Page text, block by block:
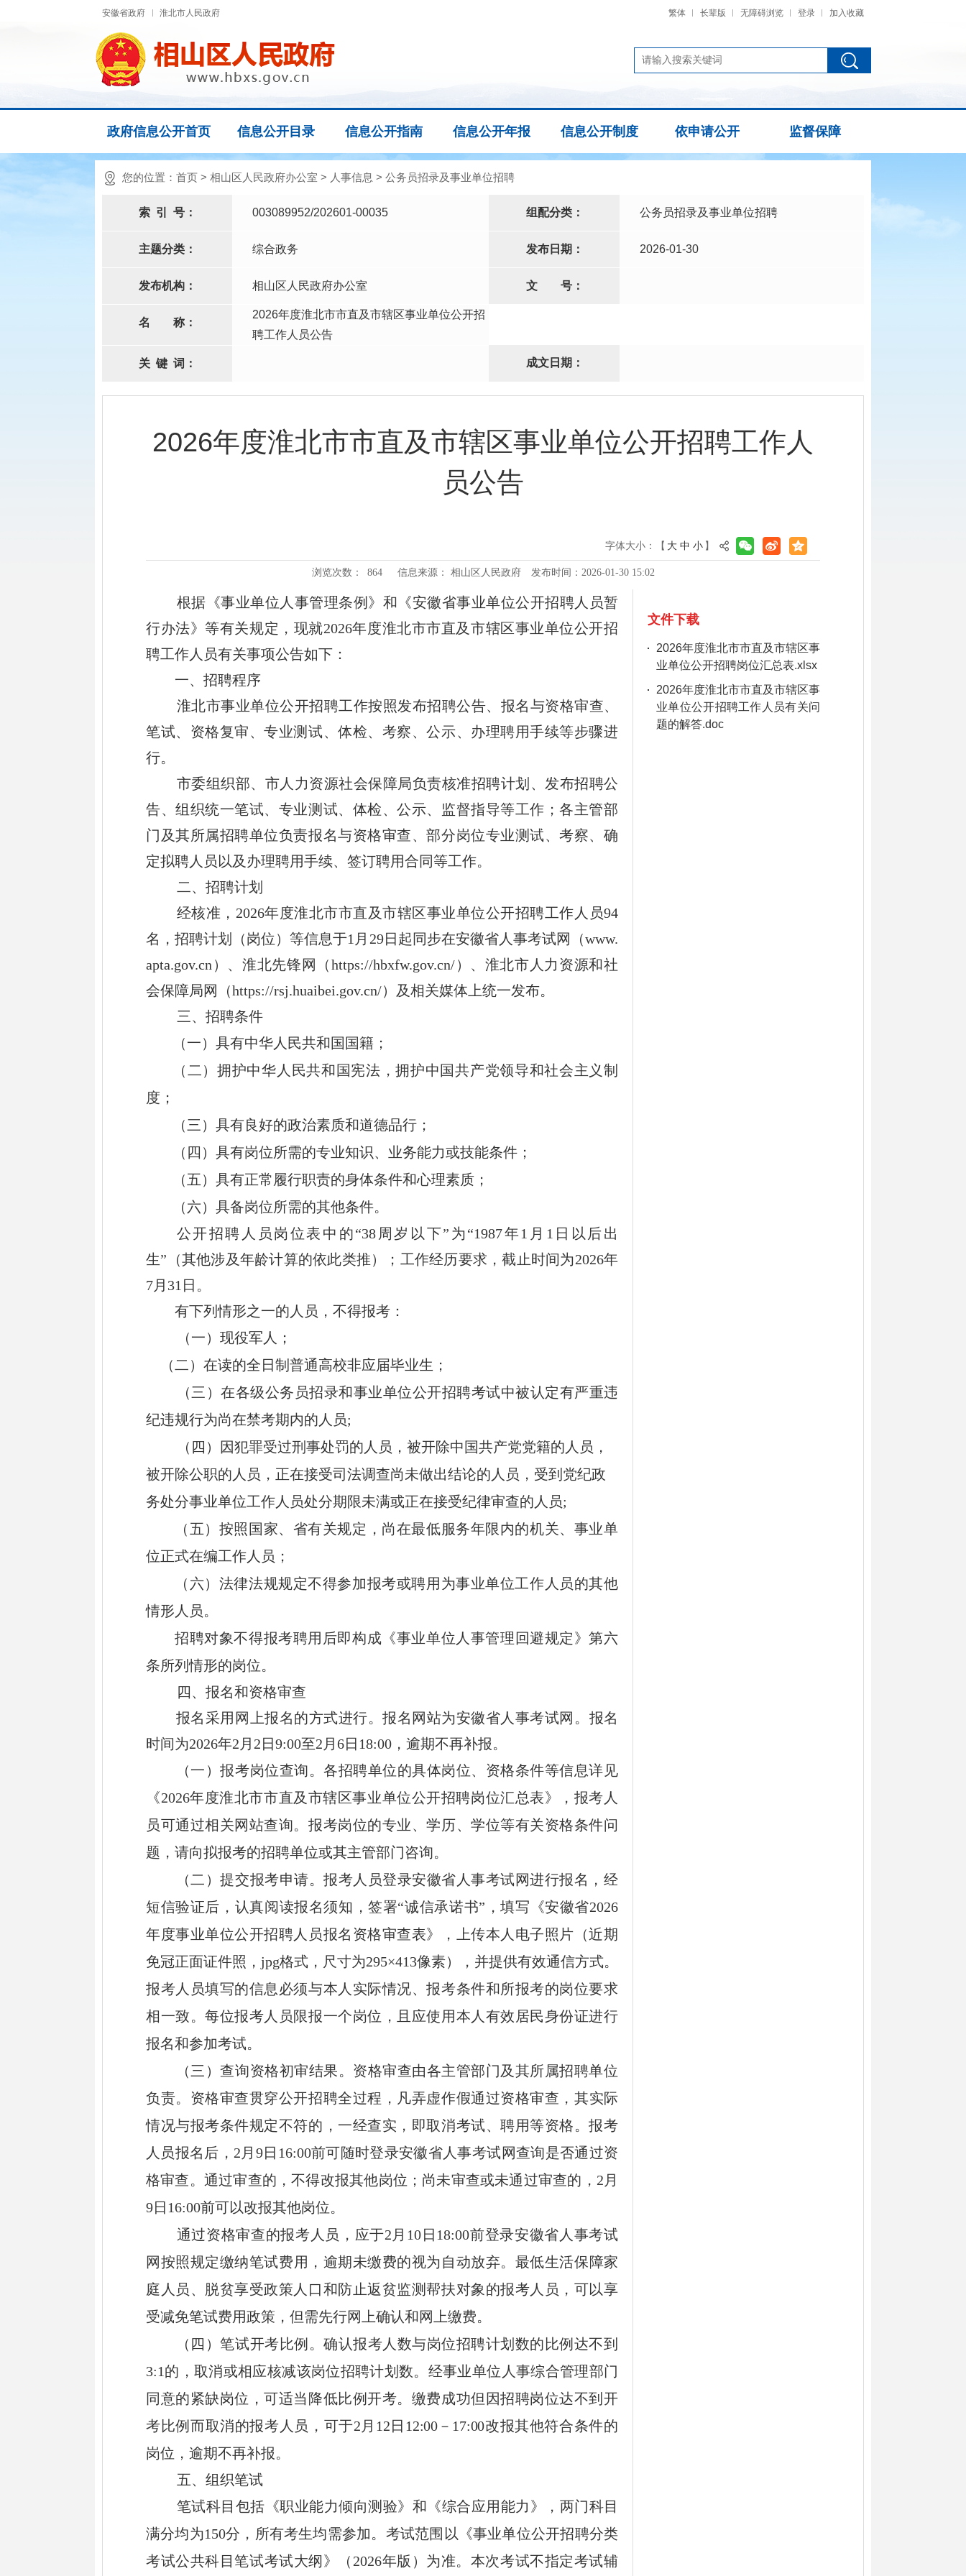
安徽省政府 淮北市人民政府 繁体 长辈版 无障碍浏览 登录 加入收藏
政府信息公开首页 信息公开目录 信息公开指南 信息公开年报 信息公开制度 依申请公开 监督保障
您的位置： 首页 > 相山区人民政府办公室 > 人事信息 > 公务员招录及事业单位招聘
索 引 号： 003089952/202601-00035 组配分类： 公务员招录及事业单位招聘
主题分类： 综合政务 发布日期： 2026-01-30
发布机构： 相山区人民政府办公室 文 号：
名 称：
2026年度淮北市市直及市辖区事业单位公开招
聘工作人员公告
关 键 词： 成文日期：
2026年度淮北市市直及市辖区事业单位公开招聘工作人
员公告
字体大小：【 大 中 小 】
浏览次数： 864 信息来源： 相山区人民政府 发布时间：2026-01-30 15:02
根据《事业单位人事管理条例》 和 《安徽省事业单位公开招聘人员暂
行办法》等有关规定，现就2026年度淮北市市直及市辖区事业单位公开招
聘工作人员有关事项公告如下：
一、 招聘程序
淮北市事业单位公开招聘工作按照发布招聘公告、报名与资格审查、
笔试、资格复审、专业测试、体检、考察、公示、办理聘用手续等步骤进
行。
市委组织部、市人力资源社会保障局负责核准招聘计划、发布招聘公
告、组织统一笔试、专业测试、体检、公示、 监督指导等工作； 各主管部
门及其所属招聘单位负责报名与资格审查、部分岗位专业测试、考察、确
定拟聘人员以及办理聘用手续、签订聘用合同等工作。
二、招聘计划
经核准， 2026年度淮北市市直及市辖区事业单位公开招聘工作人员94
名，招聘计划（岗位）等信息于1 月 29日起同步在安徽省人事考试网（www.
apta.gov.cn ） 、 淮北先锋网（https://hbxfw.gov.cn/）、 淮北市 人力资源和社
会保障局网（https://rsj.huaibei.gov.cn/） 及相关媒体上统一发布。
三、招聘条件
（一）具有中华人民共和国国籍；
（二）拥护中华人民共和国宪法 ，拥护中国共产党领导和社会主义制
度 ；
（三）具有良好的政治素质和道德品行；
（四） 具有岗位所需的专业知识、业务能力或技能条件；
（五） 具有正常履行职责的身体条件和心理素质 ；
（六） 具备岗位所需的其他条件。
公开招聘人员岗位表中的“38 周岁以下” 为“1987年1 月 1 日以后出
生” （其他涉及年龄计算的依此类推）；工作经历要求，截止时间为2026年
7月 31 日。
有下列情形之一的人员，不得报考：
（一）现役军人；
（二）在读的全日制普通高校非应届毕业生；
（三）在各级公务员招录和事业单位公开招聘考试中被认定有严重违
纪违规行为尚在禁考期内的人员;
（四）因犯罪受过刑事处罚的人员，被开除中国共产党党籍的人员，
被开除公职的人员，正在接受司法调查尚未做出结论的人员，受到党纪政
务处分事业单位工作人员处分期限未满或正在接受纪律审查的人员;
（ 五）按照国家、省有关规定，尚在最低服务年限内的机关、事业单
位正式在编工作人员；
（ 六）法律法规规定不得参加报考或聘用为事业单位工作人员的其他
情形人员。
招聘对象不得报考聘用后即构成 《事业单位人事管理回避规定》第六
条所列情形的岗位。
四、 报名和资格审查
报名 采用网 上报名的方式进行。报名网站为安徽省人事考试网 。 报名
时间为2026年2 月 2 日 9:00至2 月 6日 18:00 ，逾期不再补报。
（一）报考岗位查询。各招聘单位的具体岗位、资格条件等信息详见
《2026年度淮北市市直及市辖区事业单位公开招聘岗位汇总表》，报考人
员可通过相关网站查询。报考岗位的专业、学历、学位等有关资格条件问
题，请向拟报考的招聘单位或其主管部门咨询。
（二）提交报考申请。报考人员登录安徽省人事考试网进行报名，经
短信验证后， 认真阅读报名须知，签署“诚信承诺书” ，填写《安徽省2026
年度事业单位公开招聘人员报名资格审查表》，上传本人电子照片（近期
免冠正面证件照， jpg格式，尺寸为295×413像素），并提供有效通信方式。
报考人员填写的信息必须与本人实际情况、报考条件和所报考的岗位要求
相一致。每位报考人员限报一个岗位， 且应使用本人有效居民身份证进行
报名和参加考试。
（三）查询资格初审结果。资格审查由各主管部门及其所属招聘单位
负责。 资格审查贯穿公开招聘全过程， 凡弄虚作假通过资格审查 ， 其实际
情况与报考条件规定不符的，一经查实，即取消考试、聘用等资格。报考
人员报名后， 2 月 9日 16:00前可随时登录安徽省人事考试网查询是否通过资
格审查。通过审查的，不得改报其他岗位；尚未审查或未通过审查的， 2 月
9日 16:00前可以改报其他岗位。
通过资格审查的报考人员，应于2 月 10 日 18:00前登录安徽省人事考试
网按照规定缴纳笔试费用 ， 逾期未缴费的视为自动放弃。最低生活保障家
庭人员、脱贫享受政策人口和防止返贫监测帮扶对象的报考人员，可以享
受减免笔试费用政策 ，但需先行网上确认和网上缴费。
（四）笔试开考比例。确认报考人数与岗位招聘计划数的比例达不到
3:1的，取消或相应核减该岗位招聘计划数。经事业单位人事综合管理部门
同意的紧缺岗位，可适当 降低比例开考。 缴费成功但因招聘岗位达不到开
考比例而取消的报考人员，可于2 月 12 日 12:00 － 17:00改报其他符合条件的
岗位 ， 逾期不再补报。
五、 组织笔试
笔试科目 包括《职业能力倾向测验》和《综合应用能力》 ， 两门科目
满分均为150分， 所有考生均需参加。 考试范围以《事业单位公开招聘分类
考试公共科目笔试考试大纲 》（ 2026年版）为准。本次考试不指定考试辅
文件下载
2026年度淮北市市直及市辖区事
业单位公开招聘岗位汇总表.xlsx
2026年度淮北市市直及市辖区事
业单位公开招聘工作人员有关问
题的解答.doc